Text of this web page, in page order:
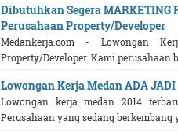
Dibutuhkan Segera MARKETING
Perusahaan Property/Developer
Medankerja.com - Lowongan
Property/Developer. Kami perusahaan
Lowongan Kerja Medan ADA JADI
Lowongan kerja medan 2014
Perusahaan yang sedang berkembang